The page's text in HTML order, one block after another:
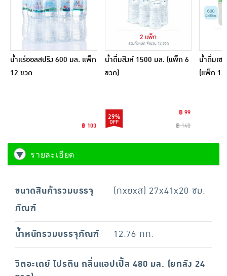
น้ำแร่ออลสปริง 600 มล. แพ็ก
12 ขวด
฿ 103
น้ำดื่มสิงห์ 1500 มล. (แพ็ก 6
ขวด)
29%
฿ 99
฿ 140
น้ำดื่มเซ
(แพ็ก 12
รายละเอียด
ขนาดสินค้ารวมบรรจุ
ภัณฑ์
(กxยxส) 27x41x20 ซม.
น้ำหนักรวมบรรจุภัณฑ์ 12.76 กก.
วิตอะเดย์ โปรตีน กลิ่นแอปเปิ้ล 480 มล. (ยกลัง 24